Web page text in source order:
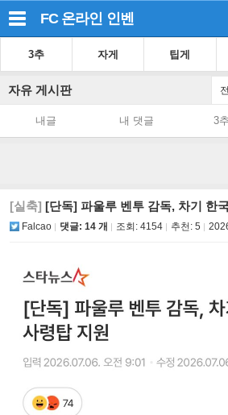
FC 온라인 인벤
3추 자게 팁게
자유 게시판
내글 내 댓글 3
[실축] [단독] 파울루 벤투 감독, 차기 한
Falcao 댓글: 14 개 조회: 4154 추천: 5